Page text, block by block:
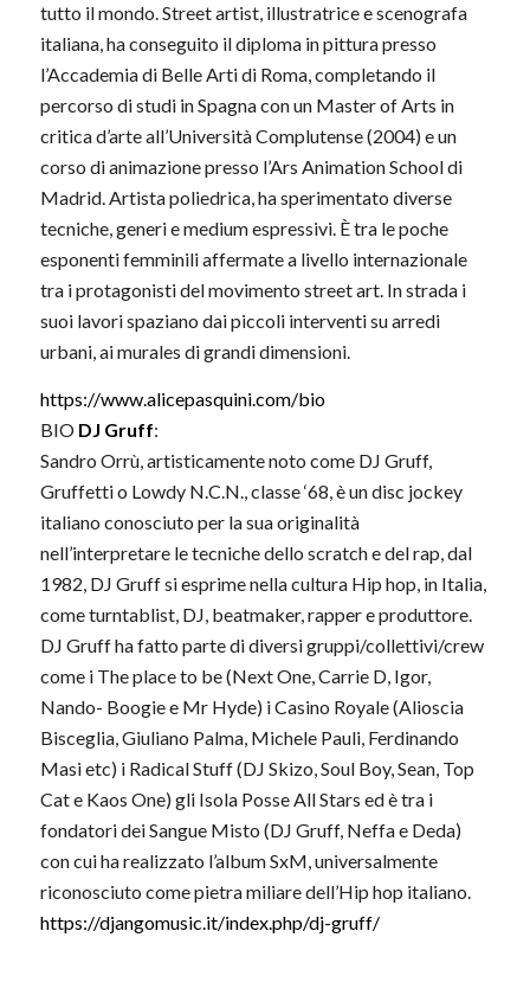
tutto il mondo. Street artist, illustratrice e scenografa
italiana, ha conseguito il diploma in pittura presso
l’Accademia di Belle Arti di Roma, completando il
percorso di studi in Spagna con un Master of Arts in
critica d’arte all’Università Complutense (2004) e un
corso di animazione presso l’Ars Animation School di
Madrid. Artista poliedrica, ha sperimentato diverse
tecniche, generi e medium espressivi. È tra le poche
esponenti femminili affermate a livello internazionale
tra i protagonisti del movimento street art. In strada i
suoi lavori spaziano dai piccoli interventi su arredi
urbani, ai murales di grandi dimensioni.
https://www.alicepasquini.com/bio
BIO DJ Gruff:
Sandro Orrù, artisticamente noto come DJ Gruff,
Gruffetti o Lowdy N.C.N., classe ‘68, è un disc jockey
italiano conosciuto per la sua originalità
nell’interpretare le tecniche dello scratch e del rap, dal
1982, DJ Gruff si esprime nella cultura Hip hop, in Italia,
come turntablist, DJ, beatmaker, rapper e produttore.
DJ Gruff ha fatto parte di diversi gruppi/collettivi/crew
come i The place to be (Next One, Carrie D, Igor,
Nando- Boogie e Mr Hyde) i Casino Royale (Alioscia
Bisceglia, Giuliano Palma, Michele Pauli, Ferdinando
Masi etc) i Radical Stuff (DJ Skizo, Soul Boy, Sean, Top
Cat e Kaos One) gli Isola Posse All Stars ed è tra i
fondatori dei Sangue Misto (DJ Gruff, Neffa e Deda)
con cui ha realizzato l’album SxM, universalmente
riconosciuto come pietra miliare dell’Hip hop italiano.
https://djangomusic.it/index.php/dj-gruff/